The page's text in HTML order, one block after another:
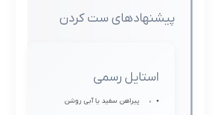
پیشنهادهای ست کردن
استایل رسمی
پیراهن سفید یا آبی روشن